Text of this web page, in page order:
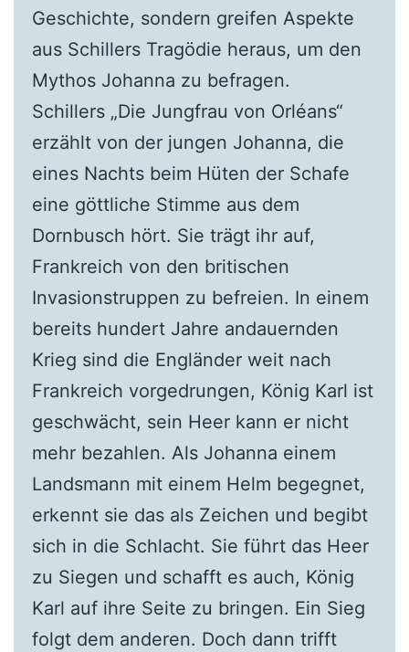
Geschichte, sondern greifen Aspekte
aus Schillers Tragödie heraus, um den
Mythos Johanna zu befragen.
Schillers „Die Jungfrau von Orléans“
erzählt von der jungen Johanna, die
eines Nachts beim Hüten der Schafe
eine göttliche Stimme aus dem
Dornbusch hört. Sie trägt ihr auf,
Frankreich von den britischen
Invasionstruppen zu befreien. In einem
bereits hundert Jahre andauernden
Krieg sind die Engländer weit nach
Frankreich vorgedrungen, König Karl ist
geschwächt, sein Heer kann er nicht
mehr bezahlen. Als Johanna einem
Landsmann mit einem Helm begegnet,
erkennt sie das als Zeichen und begibt
sich in die Schlacht. Sie führt das Heer
zu Siegen und schafft es auch, König
Karl auf ihre Seite zu bringen. Ein Sieg
folgt dem anderen. Doch dann trifft